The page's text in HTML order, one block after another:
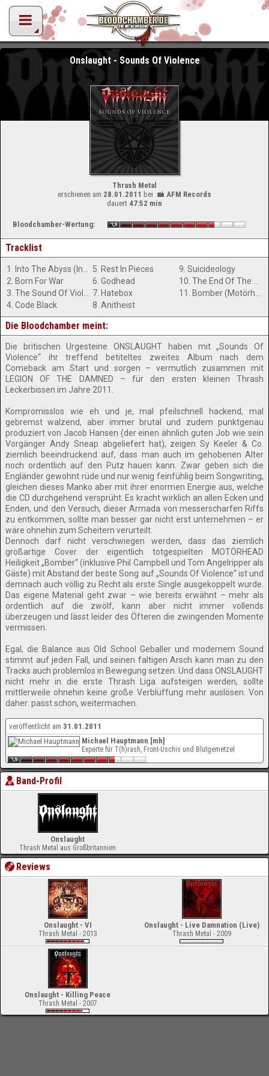
Onslaught - Sounds Of Violence
Thrash Metal
erschienen am 28.01.2011 bei
AFM Records
dauert 47:52 min
Bloodchamber-Wertung:
Tracklist
2. Born For War
4. Code Black
5. Rest In Pieces
6. Godhead
7. Hatebox
8. Anitheist
9. Suicideology
Die Bloodchamber meint:
Die britischen Urgesteine ONSLAUGHT haben mit „Sounds Of
Violence“ ihr treffend betiteltes zweites Album nach dem
Comeback am Start und sorgen – vermutlich zusammen mit
LEGION OF THE DAMNED – für den ersten kleinen Thrash
Leckerbissen im Jahre 2011.
Kompromisslos wie eh und je, mal pfeilschnell hackend, mal
gebremst walzend, aber immer brutal und zudem punktgenau
produziert von Jacob Hansen (der einen ähnlich guten Job wie sein
Vorgänger Andy Sneap abgeliefert hat), zeigen Sy Keeler & Co.
ziemlich beeindruckend auf, dass man auch im gehobenen Alter
noch ordentlich auf den Putz hauen kann. Zwar geben sich die
Engländer gewohnt rüde und nur wenig feinfühlig beim Songwriting,
gleichen dieses Manko aber mit ihrer enormen Energie aus, welche
die CD durchgehend versprüht. Es kracht wirklich an allen Ecken und
Enden, und den Versuch, dieser Armada von messerscharfen Riffs
zu entkommen, sollte man besser gar nicht erst unternehmen – er
wäre ohnehin zum Scheitern verurteilt.
Dennoch darf nicht verschwiegen werden, dass das ziemlich
großartige Cover der eigentlich totgespielten MOTÖRHEAD
Heiligkeit „Bomber“ (inklusive Phil Campbell und Tom Angelripper als
Gäste) mit Abstand der beste Song auf „Sounds Of Violence“ ist und
demnach auch völlig zu Recht als erste Single ausgekoppelt wurde.
Das eigene Material geht zwar – wie bereits erwähnt – mehr als
ordentlich auf die zwölf, kann aber nicht immer vollends
überzeugen und lässt leider des Öfteren die zwingenden Momente
vermissen.
Egal, die Balance aus Old School Geballer und modernem Sound
stimmt auf jeden Fall, und seinen faltigen Arsch kann man zu den
Tracks auch problemlos in Bewegung setzen. Und dass ONSLAUGHT
nicht mehr in die erste Thrash Liga aufsteigen werden, sollte
mittlerweile ohnehin keine große Verblüffung mehr auslösen. Von
daher: passt schon, weitermachen.
veröffentlicht am 31.01.2011
Michael Hauptmann [mh]
Experte für T(h)rash, Front-Uschis und Blutgemetzel
Band-Profil
Onslaught
Thrash Metal aus Großbritannien
Reviews
Onslaught - VI
Thrash Metal - 2013
Onslaught - Live Damnation (Live)
Thrash Metal - 2009
Onslaught - Killing Peace
Thrash Metal - 2007